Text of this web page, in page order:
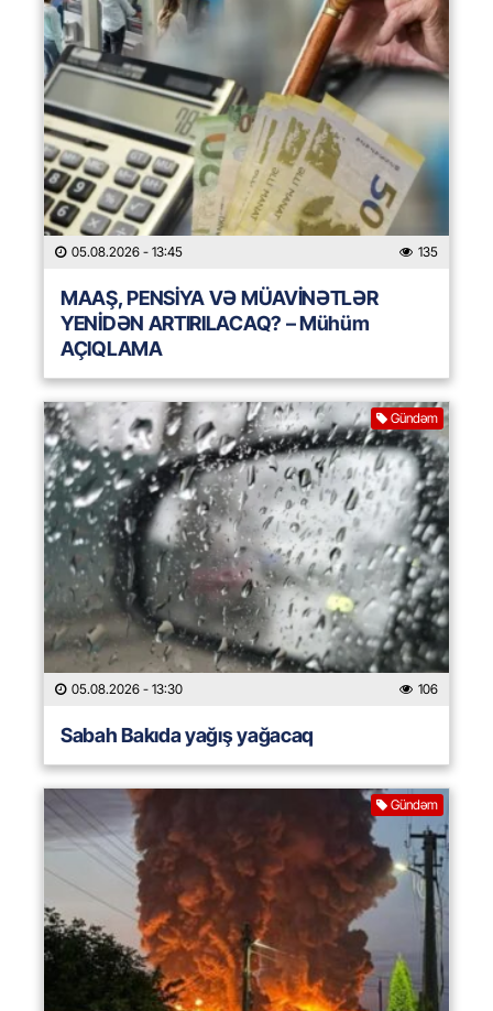
05.08.2026 - 13:45 135
MAAŞ, PENSİYA VƏ MÜAVİNƏTLƏR
YENİDƏN ARTIRILACAQ? – Mühüm
AÇIQLAMA
Gündəm
05.08.2026 - 13:30 106
Sabah Bakıda yağış yağacaq
Gündəm